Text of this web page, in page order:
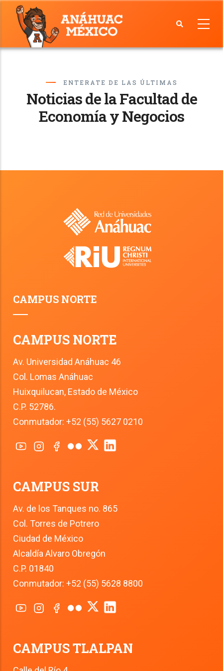
Skip
content
Facultad
Economía
y
Negocios
ENTERATE DE LAS ÚLTIMAS
Noticias de la Facultad de
Economía y Negocios
CAMPUS NORTE
CAMPUS NORTE
Av. Universidad Anáhuac 46
Col. Lomas Anáhuac
Huixquilucan, Estado de México
C.P. 52786.
Conmutador: +52 (55) 5627 0210
CAMPUS SUR
Av. de los Tanques no. 865
Col. Torres de Potrero
Ciudad de México
Alcaldía Alvaro Obregón
C.P. 01840
Conmutador: +52 (55) 5628 8800
CAMPUS TLALPAN